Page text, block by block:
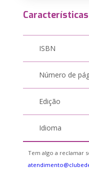
Características
ISBN
Número de
Edição
Idioma
Tem algo a reclamar